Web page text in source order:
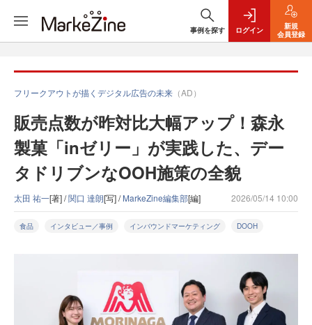
事例を探す ログイン
新規
会員登録
フリークアウトが描くデジタル広告の未来 （AD）
販売点数が昨対比大幅アップ！森永
製菓「inゼリー」が実践した、デー
タドリブンなOOH施策の全貌
太田 祐一[著] /関口 達朗[写] /MarkeZine編集部[編] 2026/05/14 10:00
食品 インタビュー／事例 インバウンドマーケティング DOOH